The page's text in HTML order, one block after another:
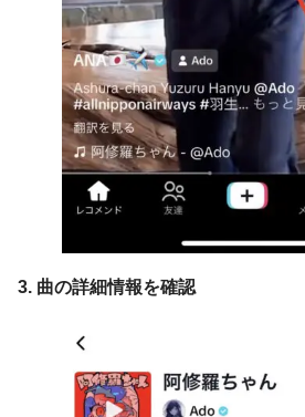
3. 曲の詳細情報を確認